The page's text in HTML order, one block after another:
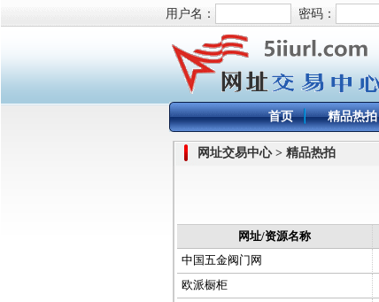
用户名： 密码：
首页 精品热拍
网址交易中心 > 精品热拍
网址/资源名称
中国五金阀门网
欧派橱柜